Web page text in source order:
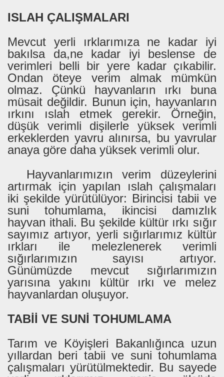
ISLAH ÇALIŞMALARI
Mevcut yerli ırklarımıza ne kadar iyi
bakılsa da,ne kadar iyi beslense de
verimleri belli bir yere kadar çıkabilir.
Ondan öteye verim almak mümkün
olmaz. Çünkü hayvanların ırkı buna
müsait değildir. Bunun için, hayvanların
ırkını ıslah etmek gerekir. Örneğin,
düşük verimli dişilerle yüksek verimli
erkeklerden yavru alınırsa, bu yavrular
anaya göre daha yüksek verimli olur.
Hayvanlarımızın verim düzeylerini
artırmak için yapılan ıslah çalışmaları
iki şekilde yürütülüyor: Birincisi tabii ve
suni tohumlama, ikincisi damızlık
hayvan ithali. Bu şekilde kültür ırkı sığır
sayımız artıyor, yerli sığırlarımız kültür
ırkları ile melezlenerek verimli
sığırlarımızın sayısı artıyor.
Günümüzde mevcut sığırlarımızın
yarısına yakını kültür ırkı ve melez
hayvanlardan oluşuyor.
TABİİ VE SUNİ TOHUMLAMA
Tarım ve Köyişleri Bakanlığınca uzun
yıllardan beri tabii ve suni tohumlama
çalışmaları yürütülmektedir. Bu sayede